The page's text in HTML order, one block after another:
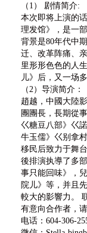
（1） 剧情简介:
本次即将上演的
理发馆》，是一
背景是80年代中
迁、改革阵痛、
里形形色色的人
儿》后，又一场
（2）导演简介：
趙越，中國大陸
團團長，長期從
巜糖豆八部》巜
牛玉儒》巜别拿
移民后致力于舞
後排演执導了多
事只能回味》，
院儿》等，并且
較大的影響力。
有意向合作者，
电话：604-306-